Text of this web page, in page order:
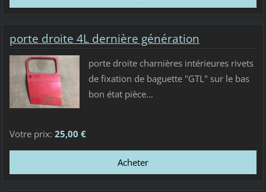
porte droite 4L dernière génération
porte droite charnières intérieures rivets
de fixation de baguette "GTL" sur le bas
bon état pièce...
Votre prix: 25,00 €